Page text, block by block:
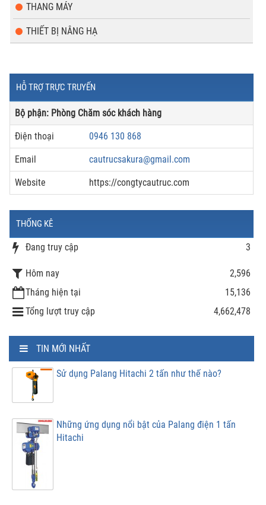
THANG MÁY
THIẾT BỊ NÂNG HẠ
HỖ TRỢ TRỰC TRUYẾN
Bộ phận: Phòng Chăm sóc khách hàng
Điện thoại 0946 130 868
Email cautrucsakura@gmail.com
Website https://congtycautruc.com
THỐNG KÊ
Đang truy cập 3
Hôm nay
2,596
Tháng hiện tại
15,136
Tổng lượt truy cập
4,662,478
TIN MỚI NHẤT
Sử dụng Palang Hitachi 2 tấn như thế nào?
Những ứng dụng nổi bật của Palang điện 1 tấn
Hitachi